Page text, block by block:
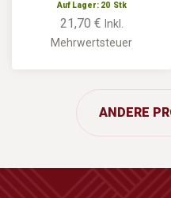
Auf Lager: 20 Stk
21,70 € Inkl.
Mehrwertsteuer
ANDERE